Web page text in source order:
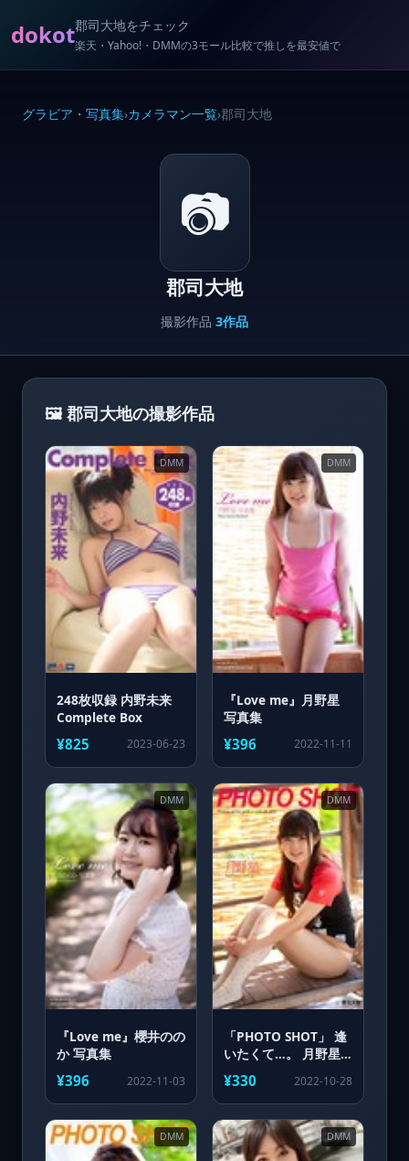
dokot郡司大地をチェック
楽天・Yahoo!・DMMの3モール比較で推しを最安値で
グラビア・写真集›カメラマン一覧›郡司大地
📷
郡司大地
撮影作品 3作品
🖼️ 郡司大地の撮影作品
DMM
248枚収録 内野未来
Complete Box
¥825 2023-06-23
DMM
『Love me』月野星
写真集
¥396 2022-11-11
DMM
『Love me』櫻井のの
か 写真集
¥396 2022-11-03
DMM
「PHOTO SHOT」 逢
いたくて…。 月野星
写真集
¥330 2022-10-28
DMM DMM